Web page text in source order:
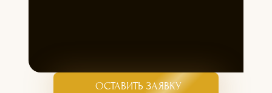
ОСТАВИТЬ ЗАЯВКУ